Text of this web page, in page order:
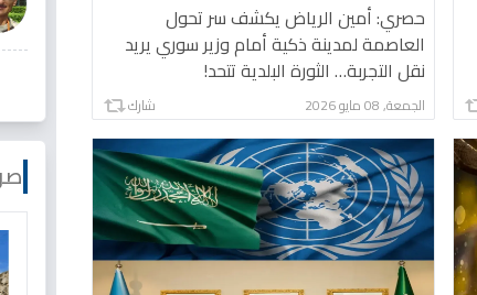
حصري: أمين الرياض يكشف سر تحول
العاصمة لمدينة ذكية أمام وزير سوري يريد
نقل التجربة… الثورة البلدية تتحد!
الجمعة, 08 مايو 2026 شارك